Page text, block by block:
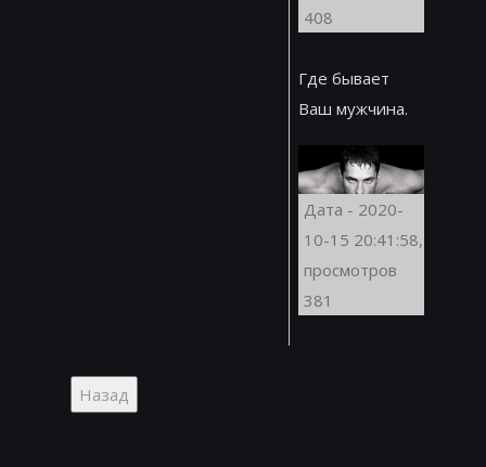
408
Где бывает
Ваш мужчина.
Дата - 2020-
10-15 20:41:58,
просмотров
381